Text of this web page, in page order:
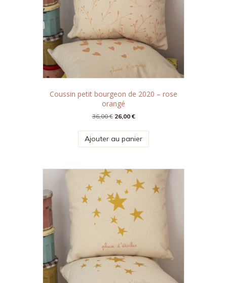
Coussin petit bourgeon de 2020 – rose
orangé
36,00€ Le
initial
était :
26,00 €Le
actuel
est :
Ajouter au panier